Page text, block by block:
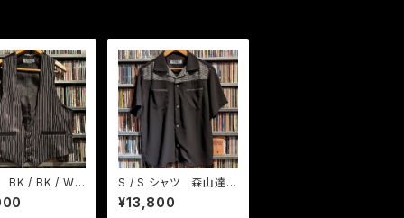
BK / BK / WH
プ
S / S シャツ 森山達也
モデル ヒビヤナイト
BK / GYラメ
¥13,800